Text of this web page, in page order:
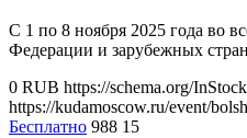
С 1 по 8 ноября 2025 года во
Федерации и зарубежных
0 RUB https://schema.org/InStock
https://kudamoscow.ru/event/
Бесплатно 988 15